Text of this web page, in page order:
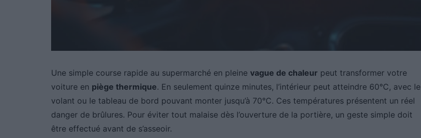
Une simple course rapide au supermarché en pleine vague de chaleur peut transformer votre
voiture en piège thermique. En seulement quinze minutes, l’intérieur peut atteindre 60°C, avec le
volant ou le tableau de bord pouvant monter jusqu’à 70°C. Ces températures présentent un réel
danger de brûlures. Pour éviter tout malaise dès l’ouverture de la portière, un geste simple doit
être effectué avant de s’asseoir.